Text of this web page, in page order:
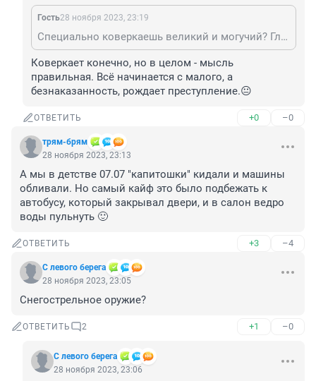
Гость28 ноября 2023, 23:19
Специально коверкаешь великий и могучий? Глупо выглядит.
Коверкает конечно, но в целом - мысль
правильная. Всё начинается с малого, а
безнаказанность, рождает преступление.😐
ОТВЕТИТЬ +0 –0
трям-брям
28 ноября 2023, 23:13
А мы в детстве 07.07 "капитошки" кидали и машины
обливали. Но самый кайф это было подбежать к
автобусу, который закрывал двери, и в салон ведро
воды пульнуть 🙂
ОТВЕТИТЬ +3 –4
С левого берега
28 ноября 2023, 23:05
Снегострельное оружие?
ОТВЕТИТЬ 2 +1 –0
С левого берега
28 ноября 2023, 23:06